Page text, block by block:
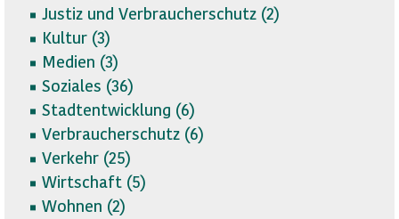
Justiz und Verbraucherschutz (2)
Kultur (3)
Medien (3)
Soziales (36)
Stadtentwicklung (6)
Verbraucherschutz (6)
Verkehr (25)
Wirtschaft (5)
Wohnen (2)